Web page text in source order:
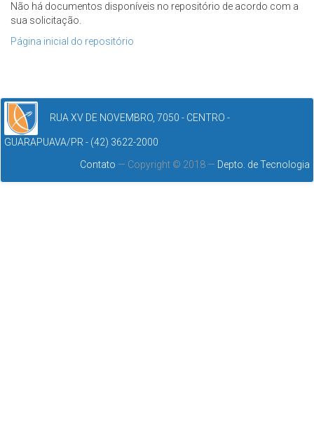
Não há documentos disponíveis no repositório de acordo com a
sua solicitação.
Página inicial do repositório
RUA XV DE NOVEMBRO, 7050 - CENTRO -
GUARAPUAVA/PR - (42) 3622-2000
Contato — Copyright © 2018 — Depto. de Tecnologia